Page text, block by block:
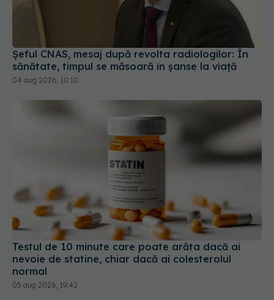
Șeful CNAS, mesaj după revolta radiologilor: În
sănătate, timpul se măsoară în șanse la viață
Testul de 10 minute care poate arăta dacă ai
nevoie de statine, chiar dacă ai colesterolul
normal
05 aug 2026, 19:42